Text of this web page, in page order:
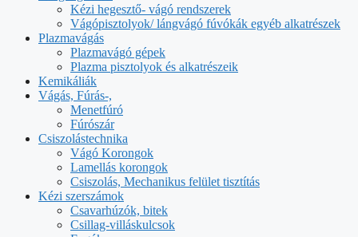
Kézi hegesztő- vágó rendszerek
Vágópisztolyok/ lángvágó fúvókák egyéb alkatrészek
Plazmavágás
Plazmavágó gépek
Plazma pisztolyok és alkatrészeik
Kemikáliák
Vágás, Fúrás-,
Menetfúró
Fúrószár
Csiszolástechnika
Vágó Korongok
Lamellás korongok
Csiszolás, Mechanikus felület tisztítás
Kézi szerszámok
Csavarhúzók, bitek
Csillag-villáskulcsok